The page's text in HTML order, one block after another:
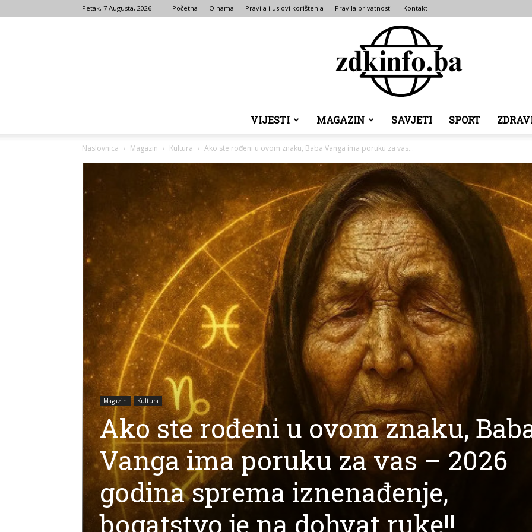
Petak, 7 Augusta, 2026 Početna O nama Pravila i uslovi korištenja Pravila privatnosti Kontakt
INFO
VIJESTI MAGAZIN SAVJETI SPORT
Naslovnica Magazin Kultura Ako ste rođeni u ovom znaku, Baba Vanga ima poruku za vas...
Magazin Kultura
Ako ste rođeni u ovom znaku,
Vanga ima poruku za vas – 2026
godina sprema iznenađenje,
bogatstvo je na dohvat ruke!!